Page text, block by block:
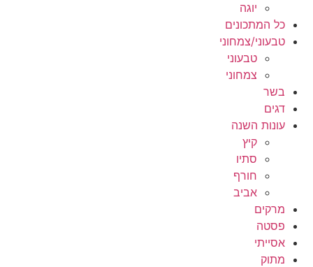
יוגה
כל המתכונים
טבעוני/צמחוני
טבעוני
צמחוני
בשר
דגים
עונות השנה
קיץ
סתיו
חורף
אביב
מרקים
פסטה
אסייתי
מתוק